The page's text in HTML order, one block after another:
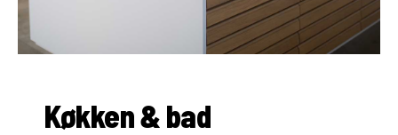
Køkken & bad